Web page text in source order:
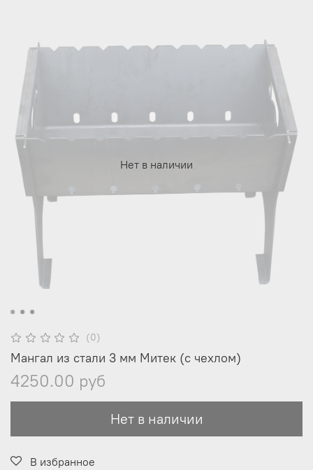
Нет в наличии
(0)
Мангал из стали 3 мм Митек (с чехлом)
4250.00 руб
Нет в наличии
В избранное